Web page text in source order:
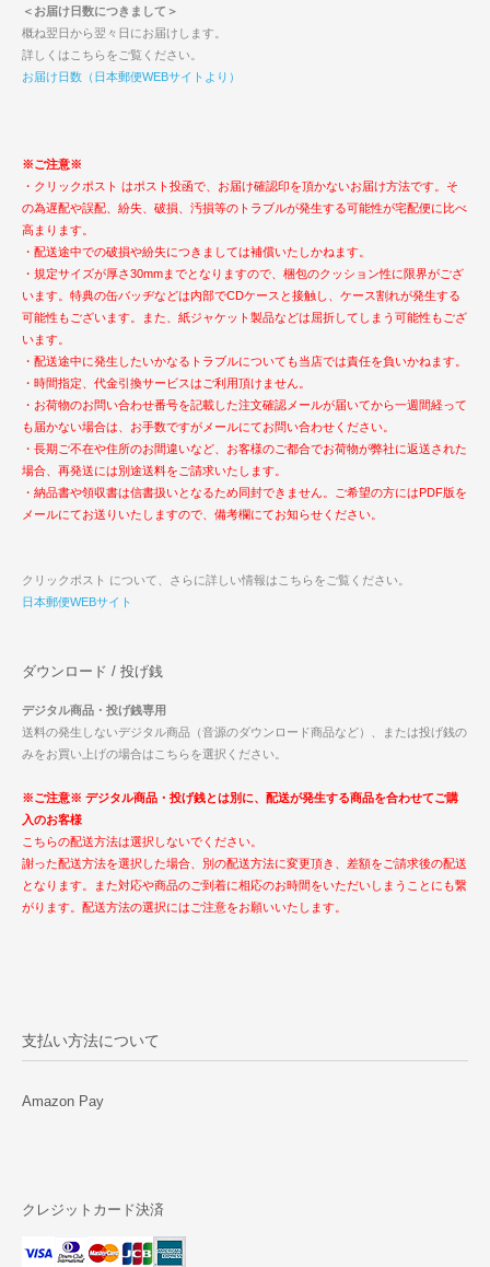
＜お届け日数につきまして＞
概ね翌日から翌々日にお届けします。
詳しくはこちらをご覧ください。
お届け日数（日本郵便WEBサイトより）
※ご注意※
・クリックポスト はポスト投函で、お届け確認印を頂かないお届け方法です。そ
の為遅配や誤配、紛失、破損、汚損等のトラブルが発生する可能性が宅配便に比べ
高まります。
・配送途中での破損や紛失につきましては補償いたしかねます。
・規定サイズが厚さ30mmまでとなりますので、梱包のクッション性に限界がござ
います。特典の缶バッヂなどは内部でCDケースと接触し、ケース割れが発生する
可能性もございます。また、紙ジャケット製品などは屈折してしまう可能性もござ
います。
・配送途中に発生したいかなるトラブルについても当店では責任を負いかねます。
・時間指定、代金引換サービスはご利用頂けません。
・お荷物のお問い合わせ番号を記載した注文確認メールが届いてから一週間経って
も届かない場合は、お手数ですがメールにてお問い合わせください。
・長期ご不在や住所のお間違いなど、お客様のご都合でお荷物が弊社に返送された
場合、再発送には別途送料をご請求いたします。
・納品書や領収書は信書扱いとなるため同封できません。ご希望の方にはPDF版を
メールにてお送りいたしますので、備考欄にてお知らせください。
クリックポスト について、さらに詳しい情報はこちらをご覧ください。
日本郵便WEBサイト
ダウンロード / 投げ銭
デジタル商品・投げ銭専用
送料の発生しないデジタル商品（音源のダウンロード商品など）、または投げ銭の
みをお買い上げの場合はこちらを選択ください。
※ご注意※ デジタル商品・投げ銭とは別に、配送が発生する商品を合わせてご購
入のお客様
こちらの配送方法は選択しないでください。
謝った配送方法を選択した場合、別の配送方法に変更頂き、差額をご請求後の配送
となります。また対応や商品のご到着に相応のお時間をいただいしまうことにも繋
がります。配送方法の選択にはご注意をお願いいたします。
支払い方法について
Amazon Pay
クレジットカード決済